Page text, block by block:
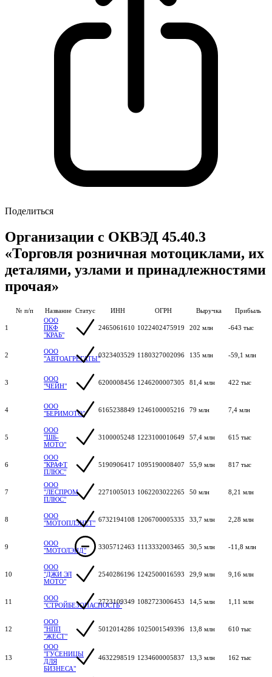
Поделиться
Организации с ОКВЭД 45.40.3
«Торговля розничная мотоциклами, их
деталями, узлами и принадлежностями
прочая»
№ п/п Название Статус ИНН ОГРН Выручка Прибыль
1
ООО
ПКФ
"КРАБ"
2465061610 1022402475919 202 млн -643 тыс
2
ООО
"АВТОАГРЕГАТЫ"0323403529 1180327002096 135 млн -59,1 млн
3
ООО
"ЧЕЙН"
6200008456 1246200007305 81,4 млн 422 тыс
4
ООО
"БЕРИМОТО"
6165238849 1246100005216 79 млн 7,4 млн
5
ООО
"ШБ-
МОТО"
3100005248 1223100010649 57,4 млн 615 тыс
6
ООО
"КРАФТ
ПЛЮС"
5190906417 1095190008407 55,9 млн 817 тыс
7
ООО
"ЛЕСПРОМ
ПЛЮС"
2271005013 1062203022265 50 млн 8,21 млн
8
ООО
"МОТОПЛЭНЕТ" 6732194108 1206700005335 33,7 млн 2,28 млн
9
ООО
"МОТОЛЭНД"
3305712463 1113332003465 30,5 млн -11,8 млн
10
ООО
"ДЖИ ЭЛ
МОТО"
2540286196 1242500016593 29,9 млн 9,16 млн
11
ООО
"СТРОЙБЕЗОПАСНОСТЬ"
2723109349 1082723006453 14,5 млн 1,11 млн
12
ООО
"НПП
"ЖЕСТ"
5012014286 1025001549396 13,8 млн 610 тыс
13
ООО
"ГУСЕНИЦЫ
ДЛЯ
БИЗНЕСА"
4632298519 1234600005837 13,3 млн 162 тыс